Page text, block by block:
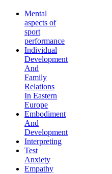
Mental
aspects of
sport
performance
Individual
Development
And
Family
Relations
In Eastern
Europe
Embodiment
And
Development
Interpreting
Test
Anxiety
Empathy